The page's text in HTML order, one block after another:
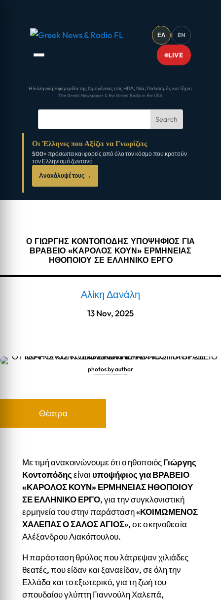
ΕΛ | EN
LIVE
Η Ελληνική Εφημερίδα της Ομογένειας στις ΗΠΑ, Νέα, Πολιτισμός και Τέχνη
The Greek Newspaper & the Greek Radio in the USA
Οι Έλληνες που Αξίζει να Γνωρίζεις
500+ πρόσωπα και φορείς από όλο τον κόσμο που κρατούν
τον Ελληνισμό ζωντανό
Ανακάλυψέ τους →
Ο ΓΙΩΡΓΗΣ ΚΟΝΤΟΠΟΔΗΣ ΥΠΟΨΗΦΙΟΣ ΓΙΑ
ΒΡΑΒΕΙΟ «ΚΑΡΟΛΟΣ ΚΟΥΝ» ΕΡΜΗΝΕΙΑΣ
ΗΘΟΠΟΙΟΥ ΣΕ ΕΛΛΗΝΙΚΟ ΕΡΓΟ
Αλίκη Δανάλη
13 Nov, 2025
photos by author
Θέατρα
Με τιμή ανακοινώνουμε ότι ο ηθοποιόςΓιώργης
Κοντοπόδηςείναι υποψήφιος για ΒΡΑΒΕΙΟ
«ΚΑΡΟΛΟΣ ΚΟΥΝ» ΕΡΜΗΝΕΙΑΣ ΗΘΟΠΟΙΟΥ
ΣΕ ΕΛΛΗΝΙΚΟ ΕΡΓΟ, για την συγκλονιστική
ερμηνεία του στην παράσταση «ΚΟΙΜΩΜΕΝΟΣ
ΧΑΛΕΠΑΣ Ο ΣΑΛΟΣ ΑΓΙΟΣ», σε σκηνοθεσία
Αλέξανδρου Λιακόπουλου.
Η παράσταση θρύλος που λάτρεψαν χιλιάδες
θεατές, που είδαν και ξαναείδαν, σε όλη την
Ελλάδα και το εξωτερικό, για τη ζωή του
σπουδαίου γλύπτη Γιαννούλη Χαλεπά,